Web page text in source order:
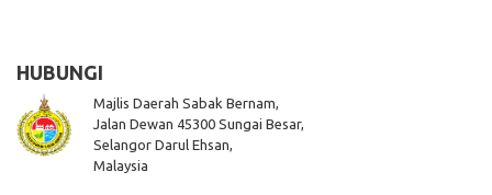
HUBUNGI
Majlis Daerah Sabak Bernam,
Jalan Dewan 45300 Sungai Besar,
Selangor Darul Ehsan,
Malaysia